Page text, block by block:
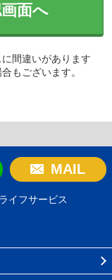
面へ
間違いがあります
もございます。
MAIL
イフサービス